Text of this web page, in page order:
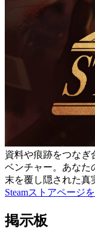
資料や痕跡をつなぎ
ベンチャー。あなた
末を覆し隠された真
Steamストアページ
掲示板